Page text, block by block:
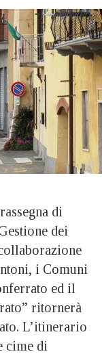
di
dei
i Comuni
ed il
ritornerà
L’itinerario
cime di